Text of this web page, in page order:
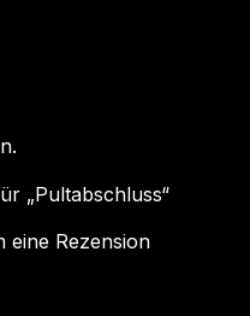
„Pultabschluss“
eine Rezension